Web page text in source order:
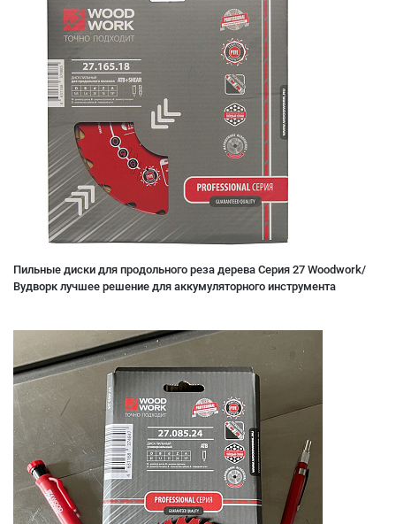
Пильные диски для продольного реза дерева Серия 27 Woodwork/
Вудворк лучшее решение для аккумуляторного инструмента